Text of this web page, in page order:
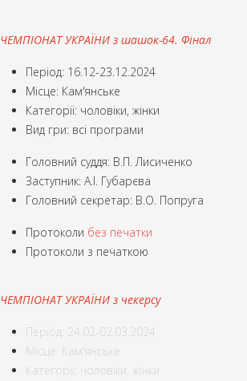
ЧЕМПІОНАТ УКРАЇНИ з шашок-64. Фінал
Період: 16.12-23.12.2024
Місце: Кам'янське
Категорії: чоловіки, жінки
Вид гри: всі програми
Головний суддя: В.П. Лисиченко
Заступник: А.І. Губарєва
Головний секретар: В.О. Попруга
Протоколи без печатки
Протоколи з печаткою
ЧЕМПІОНАТ УКРАЇНИ з чекерсу
Період: 24.02-02.03.2024
Місце: Кам'янське
Категорії: чоловіки, жінки